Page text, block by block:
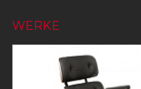
WERKE